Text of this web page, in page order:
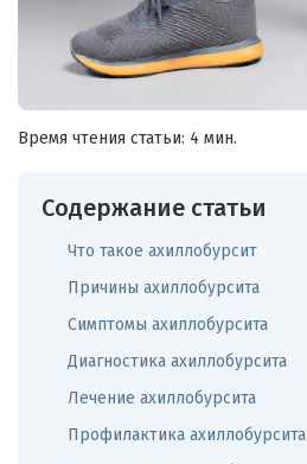
Время чтения статьи: 4 мин.
Содержание статьи
Что такое ахиллобурсит
Причины ахиллобурсита
Симптомы ахиллобурсита
Диагностика ахиллобурсита
Лечение ахиллобурсита
Профилактика ахиллобурсита